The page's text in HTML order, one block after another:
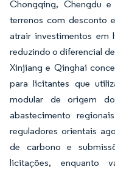
Chongqing, Chengdu
terrenos com desconto
atrair investimentos em
reduzindo o diferencial
Xinjiang e Qinghai
para licitantes que
modular de origem
abastecimento
reguladores orientais
de carbono e
licitações, enquanto